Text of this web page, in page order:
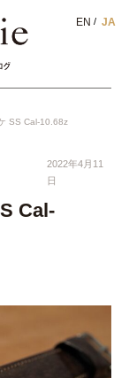
SS Cal-10.68z
2022年4月11
日
Cal-
EN JA